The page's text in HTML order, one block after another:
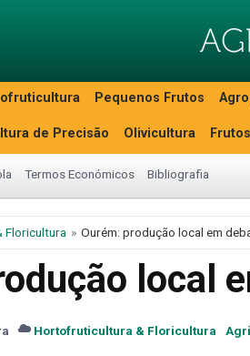
Pequenos Frutos
de Precisão Olivicultura
Termos Económicos Bibliografia
Floricultura Ourém: produção local em
local
Hortofruticultura & Floricultura